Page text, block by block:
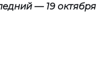
— 19 октября